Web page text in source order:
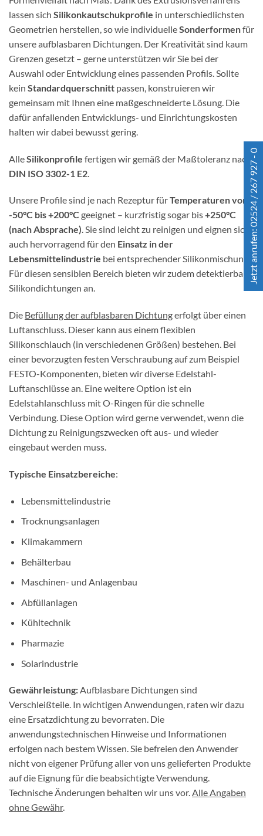
lassen sich Silikonkautschukprofile in unterschiedlichsten
Geometrien herstellen, so wie individuelleSonderformenfür
unsere aufblasbaren Dichtungen. Der Kreativität sind kaum
Grenzen gesetzt – gerne unterstützen wir Sie bei der
Auswahl oder Entwicklung eines passenden Profils. Sollte
kein Standardquerschnitt passen, konstruieren wir
gemeinsam mit Ihnen eine maßgeschneiderte Lösung. Die
dafür anfallenden Entwicklungs- und Einrichtungskosten
halten wir dabei bewusst gering.
AlleSilikonprofile fertigen wir gemäß der Maßtoleranz nach
DIN ISO 3302-1 E2
Unsere Profile sind je nach Rezeptur fürTemperaturen von
-50°C bis +200°C geeignet – kurzfristig sogar bis+250°C
(nach Absprache). Sie sind leicht zu reinigen und eignen sich
auch hervorragend für den Einsatz in der
Lebensmittelindustrie bei entsprechender Silikonmischung.
Für diesen sensiblen Bereich bieten wir zudem detektierbare
Silikondichtungen an.
Die Befüllung der aufblasbaren Dichtungerfolgt über einen
Luftanschluss. Dieser kann aus einem flexiblen
Silikonschlauch (in verschiedenen Größen) bestehen. Bei
einer bevorzugten festen Verschraubung auf zum Beispiel
FESTO-Komponenten, bieten wir diverse Edelstahl-
Luftanschlüsse an. Eine weitere Option ist ein
Edelstahlanschluss mit O-Ringen für die schnelle
Verbindung. Diese Option wird gerne verwendet, wenn die
Dichtung zu Reinigungszwecken oft aus- und wieder
eingebaut werden muss.
Typische Einsatzbereiche:
Lebensmittelindustrie
Trocknungsanlagen
Klimakammern
Behälterbau
Maschinen- und Anlagenbau
Abfüllanlagen
Kühltechnik
Pharmazie
Solarindustrie
Gewährleistung:Aufblasbare Dichtungen sind
Verschleißteile. In wichtigen Anwendungen, raten wir dazu
eine Ersatzdichtung zu bevorraten. Die
anwendungstechnischen Hinweise und Informationen
erfolgen nach bestem Wissen. Sie befreien den Anwender
nicht von eigener Prüfung aller von uns gelieferten Produkte
auf die Eignung für die beabsichtigte Verwendung.
Technische Änderungen behalten wir uns vor.Alle Angaben
ohne Gewähr.
Jetzt anrufen: 02524 / 267 927 - 0